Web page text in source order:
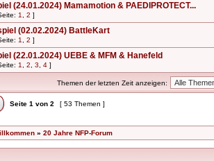
(24.01.2024) Mamamotion & PAEDIPROTECT...
1 2 ]
(02.02.2024) BattleKart
1 2 ]
(22.01.2024) UEBE & MFM & Hanefeld
1 2 3 4 ]
Themen der letzten Zeit anzeigen:
Seite 1 von 2 [ 53 Themen ]
» 20 Jahre NFP-Forum